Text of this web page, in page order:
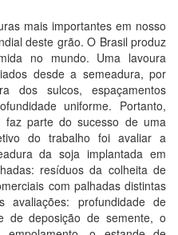
mais importantes em nosso
deste grão. O Brasil produz
no mundo. Uma lavoura
desde a semeadura, por
dos sulcos, espaçamentos
uniforme. Portanto,
faz parte do sucesso de uma
do trabalho foi avaliar a
da soja implantada em
resíduos da colheita de
com palhadas distintas
avaliações: profundidade de
de deposição de semente, o